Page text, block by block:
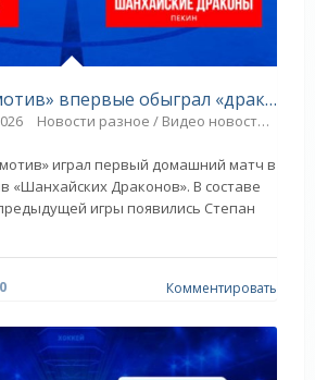
«Локомотив» впервые обыграл «драконов» - «Ярославский спорт»
Новости разное / Видео новости / Прыжки в воду / Игровые виды спорта / Парапланеризм / Другие виды спорта / Спорт
играл первый домашний матч в
«Шанхайских Драконов». В составе
игры появились Степан
0 Комментировать